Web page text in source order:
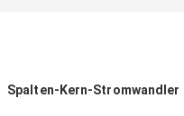
Spalten-Kern-Stromwandler